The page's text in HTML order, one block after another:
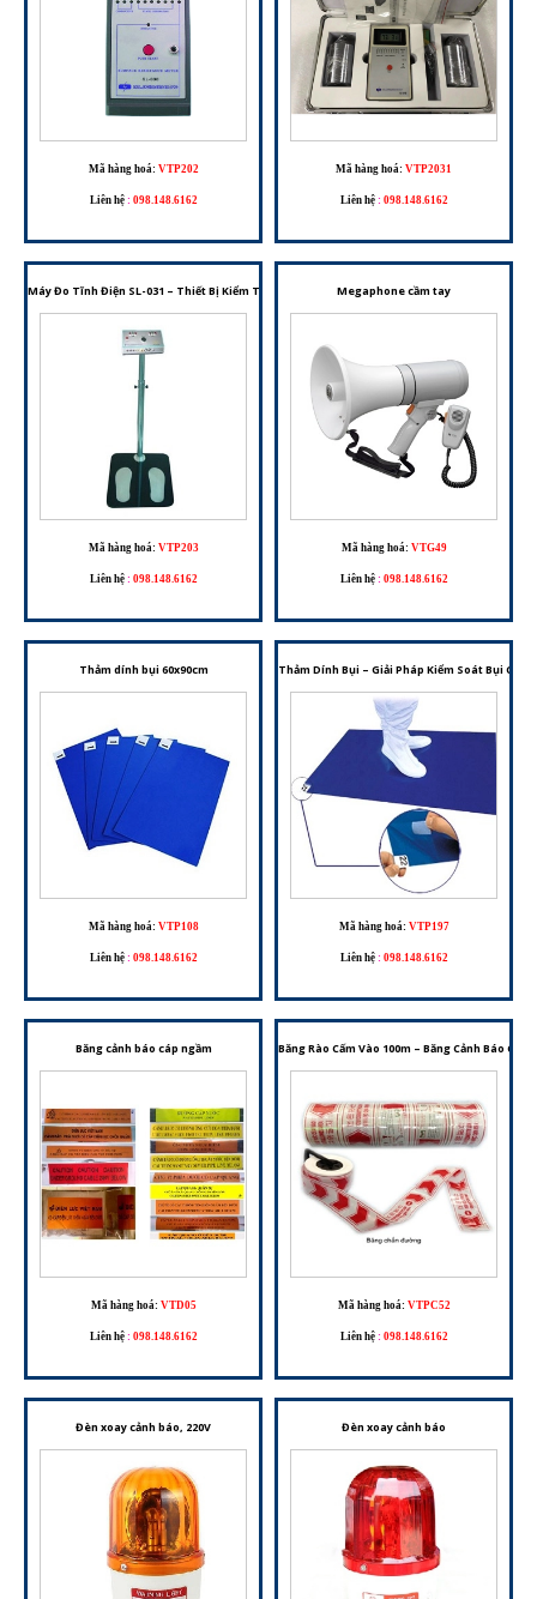
Mã hàng hoá: VTP202
Liên hệ : 098.148.6162
Mã hàng hoá: VTP2031
Liên hệ : 098.148.6162
Máy Đo Tĩnh Điện SL-031 – Thiết Bị Kiểm Tra Vòng Đeo Tay Và Giày Chống Tĩnh Điện
Mã hàng hoá: VTP203
Liên hệ : 098.148.6162
Megaphone cầm tay
Mã hàng hoá: VTG49
Liên hệ : 098.148.6162
Thảm dính bụi 60x90cm
Mã hàng hoá: VTP108
Liên hệ : 098.148.6162
Thảm Dính Bụi – Giải Pháp Kiểm Soát Bụi Cho
Mã hàng hoá: VTP197
Liên hệ : 098.148.6162
Băng cảnh báo cáp ngầm
Mã hàng hoá: VTD05
Liên hệ : 098.148.6162
Băng Rào Cấm Vào 100m – Băng Cảnh Báo
Mã hàng hoá: VTPC52
Liên hệ : 098.148.6162
Đèn xoay cảnh báo, 220V Đèn xoay cảnh báo